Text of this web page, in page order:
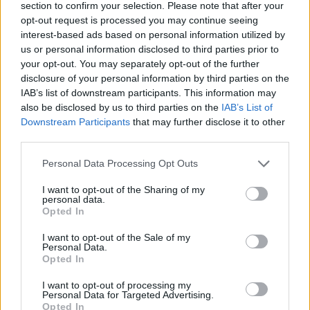
section to confirm your selection. Please note that after your
opt-out request is processed you may continue seeing
interest-based ads based on personal information utilized by
us or personal information disclosed to third parties prior to
your opt-out. You may separately opt-out of the further
disclosure of your personal information by third parties on the
IAB’s list of downstream participants. This information may
also be disclosed by us to third parties on the IAB’s List of
Downstream Participants that may further disclose it to other
Personal Data Processing Opt Outs
I want to opt-out of the Sharing of my
personal data.
Opted In
I want to opt-out of the Sale of my
Personal Data.
Opted In
I want to opt-out of processing my
Personal Data for Targeted Advertising.
Opted In
También hay animales que necesitan cambiar de zoo, lo
que puede ser bueno o malo, pero depende de sus
características. Yo no soy partidario del cambio por el
cambio, solo hay que procurar analizarte, saber cómo eres
y qué buscas en la vida para reconocer qué zoológico
necesitas.
—Pero la clasificación de una persona a otra puede
a ser objetivos, escribo este libro. Clasificamos de forma
Siempre digo que lo más importante de una empresa son
sus personas, por encima de su marca y de todo, y al
tiempo es lo que más problemas da. Por eso, ofrezco una
guía para poner blanco sobre negro lo que ya está en tu
cabeza.
—¿José Manuel Muriel con qué animal se identifica?
—Yo, con el lobo y, sin embargo, la gente me dice que soy